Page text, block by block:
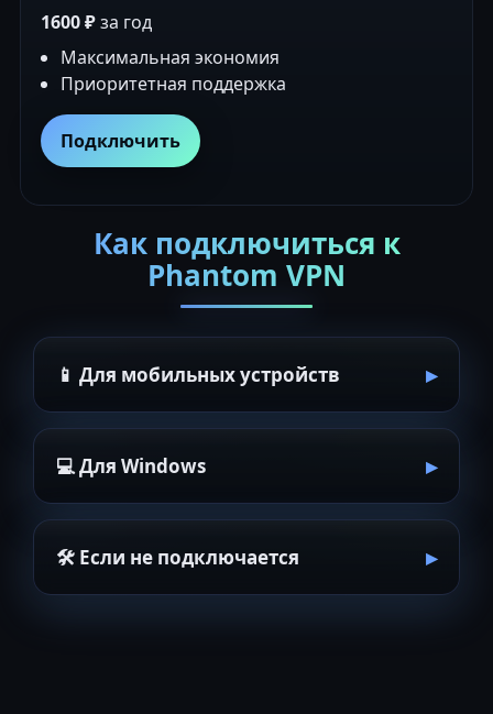
1600 ₽за год
Максимальная экономия
Приоритетная поддержка
Подключить
Как подключиться к
Phantom VPN
📱 Для мобильных устройств
💻 Для Windows
🛠 Если не подключается